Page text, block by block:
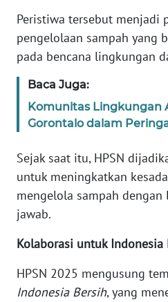
Peristiwa tersebut menjadi
pengelolaan sampah yang
pada bencana lingkungan
Baca Juga:
Komunitas Lingkungan
Gorontalo dalam
Sejak saat itu, HPSN
untuk meningkatkan
mengelola sampah
jawab.
Kolaborasi untuk Indonesia
HPSN 2025 mengusung
Indonesia Bersih, yang
PAPUA
WN
BARAT
WN
WN
SERAMBI
JAMBI
WN
SULTRA